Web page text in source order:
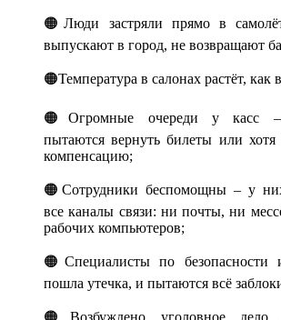
🟠Люди застряли прямо в
выпускают в город, не возвращают
🟠Температура в салонах растёт, как
🟠Огромные очереди у касс –
пытаются вернуть билеты или
компенсацию;
🟠Сотрудники беспомощны – у
все каналы связи: ни почты, ни
рабочих компьютеров;
🟠Специалисты по безопасности
пошла утечка, и пытаются всё
🟠Возбуждено уголовное дело